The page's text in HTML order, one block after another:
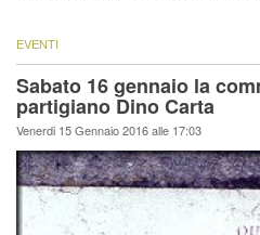
EVENTI
Sabato 16 gennaio la
partigiano Dino Carta
Venerdi 15 Gennaio 2016 alle 17:03